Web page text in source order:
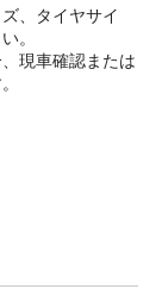
、タイヤサイ
。
現車確認または